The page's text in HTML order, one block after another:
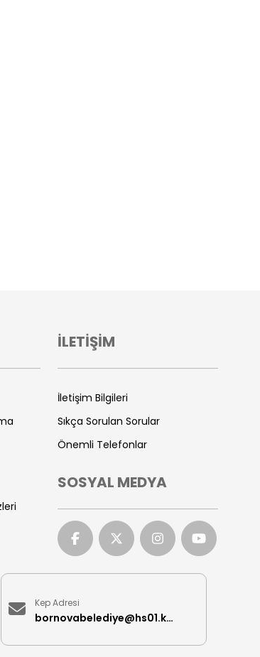
İLETİŞİM
İletişim Bilgileri
Sıkça Sorulan Sorular
Önemli Telefonlar
SOSYAL MEDYA
Kep Adresi
bornovabelediye@hs01.kep.tr